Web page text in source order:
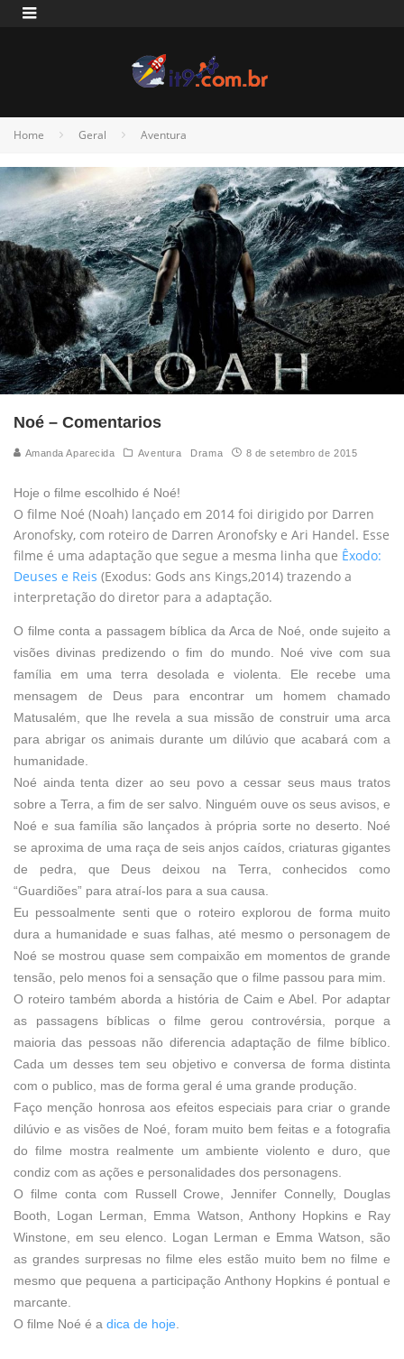
Home Geral Aventura
Noé – Comentarios
Amanda Aparecida Aventura Drama 8 de setembro de 2015
Hoje o filme escolhido é Noé!
O filme Noé (Noah) lançado em 2014 foi dirigido por Darren
Aronofsky, com roteiro de Darren Aronofsky e Ari Handel. Esse
filme é uma adaptação que segue a mesma linha que Êxodo:
Deuses e Reis (Exodus: Gods ans Kings,2014) trazendo a
interpretação do diretor para a adaptação.
O filme conta a passagem bíblica da Arca de Noé, onde sujeito a
visões divinas predizendo o fim do mundo. Noé vive com sua
família em uma terra desolada e violenta. Ele recebe uma
mensagem de Deus para encontrar um homem chamado
Matusalém, que lhe revela a sua missão de construir uma arca
para abrigar os animais durante um dilúvio que acabará com a
humanidade.
Noé ainda tenta dizer ao seu povo a cessar seus maus tratos
sobre a Terra, a fim de ser salvo. Ninguém ouve os seus avisos, e
Noé e sua família são lançados à própria sorte no deserto. Noé
se aproxima de uma raça de seis anjos caídos, criaturas gigantes
de pedra, que Deus deixou na Terra, conhecidos como
“Guardiões” para atraí-los para a sua causa.
Eu pessoalmente senti que o roteiro explorou de forma muito
dura a humanidade e suas falhas, até mesmo o personagem de
Noé se mostrou quase sem compaixão em momentos de grande
tensão, pelo menos foi a sensação que o filme passou para mim.
O roteiro também aborda a história de Caim e Abel. Por adaptar
as passagens bíblicas o filme gerou controvérsia, porque a
maioria das pessoas não diferencia adaptação de filme bíblico.
Cada um desses tem seu objetivo e conversa de forma distinta
com o publico, mas de forma geral é uma grande produção.
Faço menção honrosa aos efeitos especiais para criar o grande
dilúvio e as visões de Noé, foram muito bem feitas e a fotografia
do filme mostra realmente um ambiente violento e duro, que
condiz com as ações e personalidades dos personagens.
O filme conta com Russell Crowe, Jennifer Connelly, Douglas
Booth, Logan Lerman, Emma Watson, Anthony Hopkins e Ray
Winstone, em seu elenco. Logan Lerman e Emma Watson, são
as grandes surpresas no filme eles estão muito bem no filme e
mesmo que pequena a participação Anthony Hopkins é pontual e
marcante.
O filme Noé é a dica de hoje